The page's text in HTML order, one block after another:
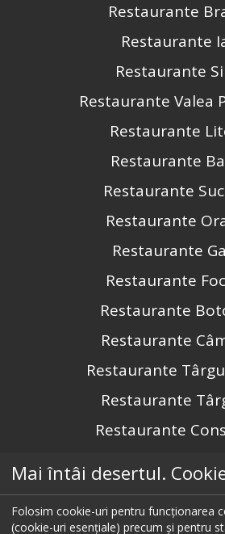
Restaurante
Restaurante
Restaurante
Restaurante Valea
Restaurante
Restaurante
Restaurante
Restaurante
Restaurante
Restaurante
Restaurante
Restaurante
Restaurante
Restaurante
Restaurante
Urmărește-ne
Mai întâi desertul.
Folosim cookie-uri pentru funcționarea
(cookie-uri esențiale) precum și pentru